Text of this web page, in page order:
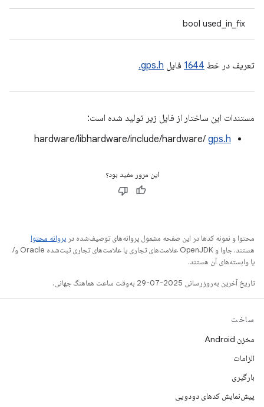
bool used_in_fix
تعریف در خط 1644 فایل gps.h.
مستندات این ساختار از فایل زیر تولید شده است:
hardware/libhardware/include/hardware/ gps.h
این مرور مفید بود؟
محتوا و نمونه کدها در این صفحه مشمول پروانه‌های توصیف‌شده در پروانه محتوا
هستند. جاوا و OpenJDK علامت‌های تجاری یا علامت‌های تجاری ثبت‌شده Oracle و/
یا وابسته‌های آن هستند.
تاریخ آخرین به‌روزرسانی 2025-07-29 به‌وقت ساعت هماهنگ جهانی.
ساخت
مخزن Android
الزامات
بارگیری
پیش‌نمایش کدهای دودویی